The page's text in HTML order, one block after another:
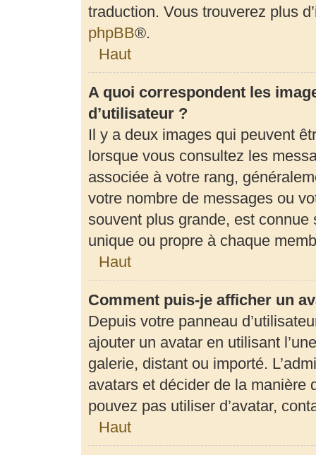
traduction. Vous trouverez plus
phpBB®.
Haut
A quoi correspondent les
d’utilisateur ?
Il y a deux images qui peuvent
lorsque vous consultez les
associée à votre rang,
votre nombre de messages ou
souvent plus grande, est connue
unique ou propre à chaque
Haut
Comment puis-je afficher un
Depuis votre panneau
ajouter un avatar en utilisant
galerie, distant ou importé.
avatars et décider de la manière
pouvez pas utiliser d’avatar,
Haut